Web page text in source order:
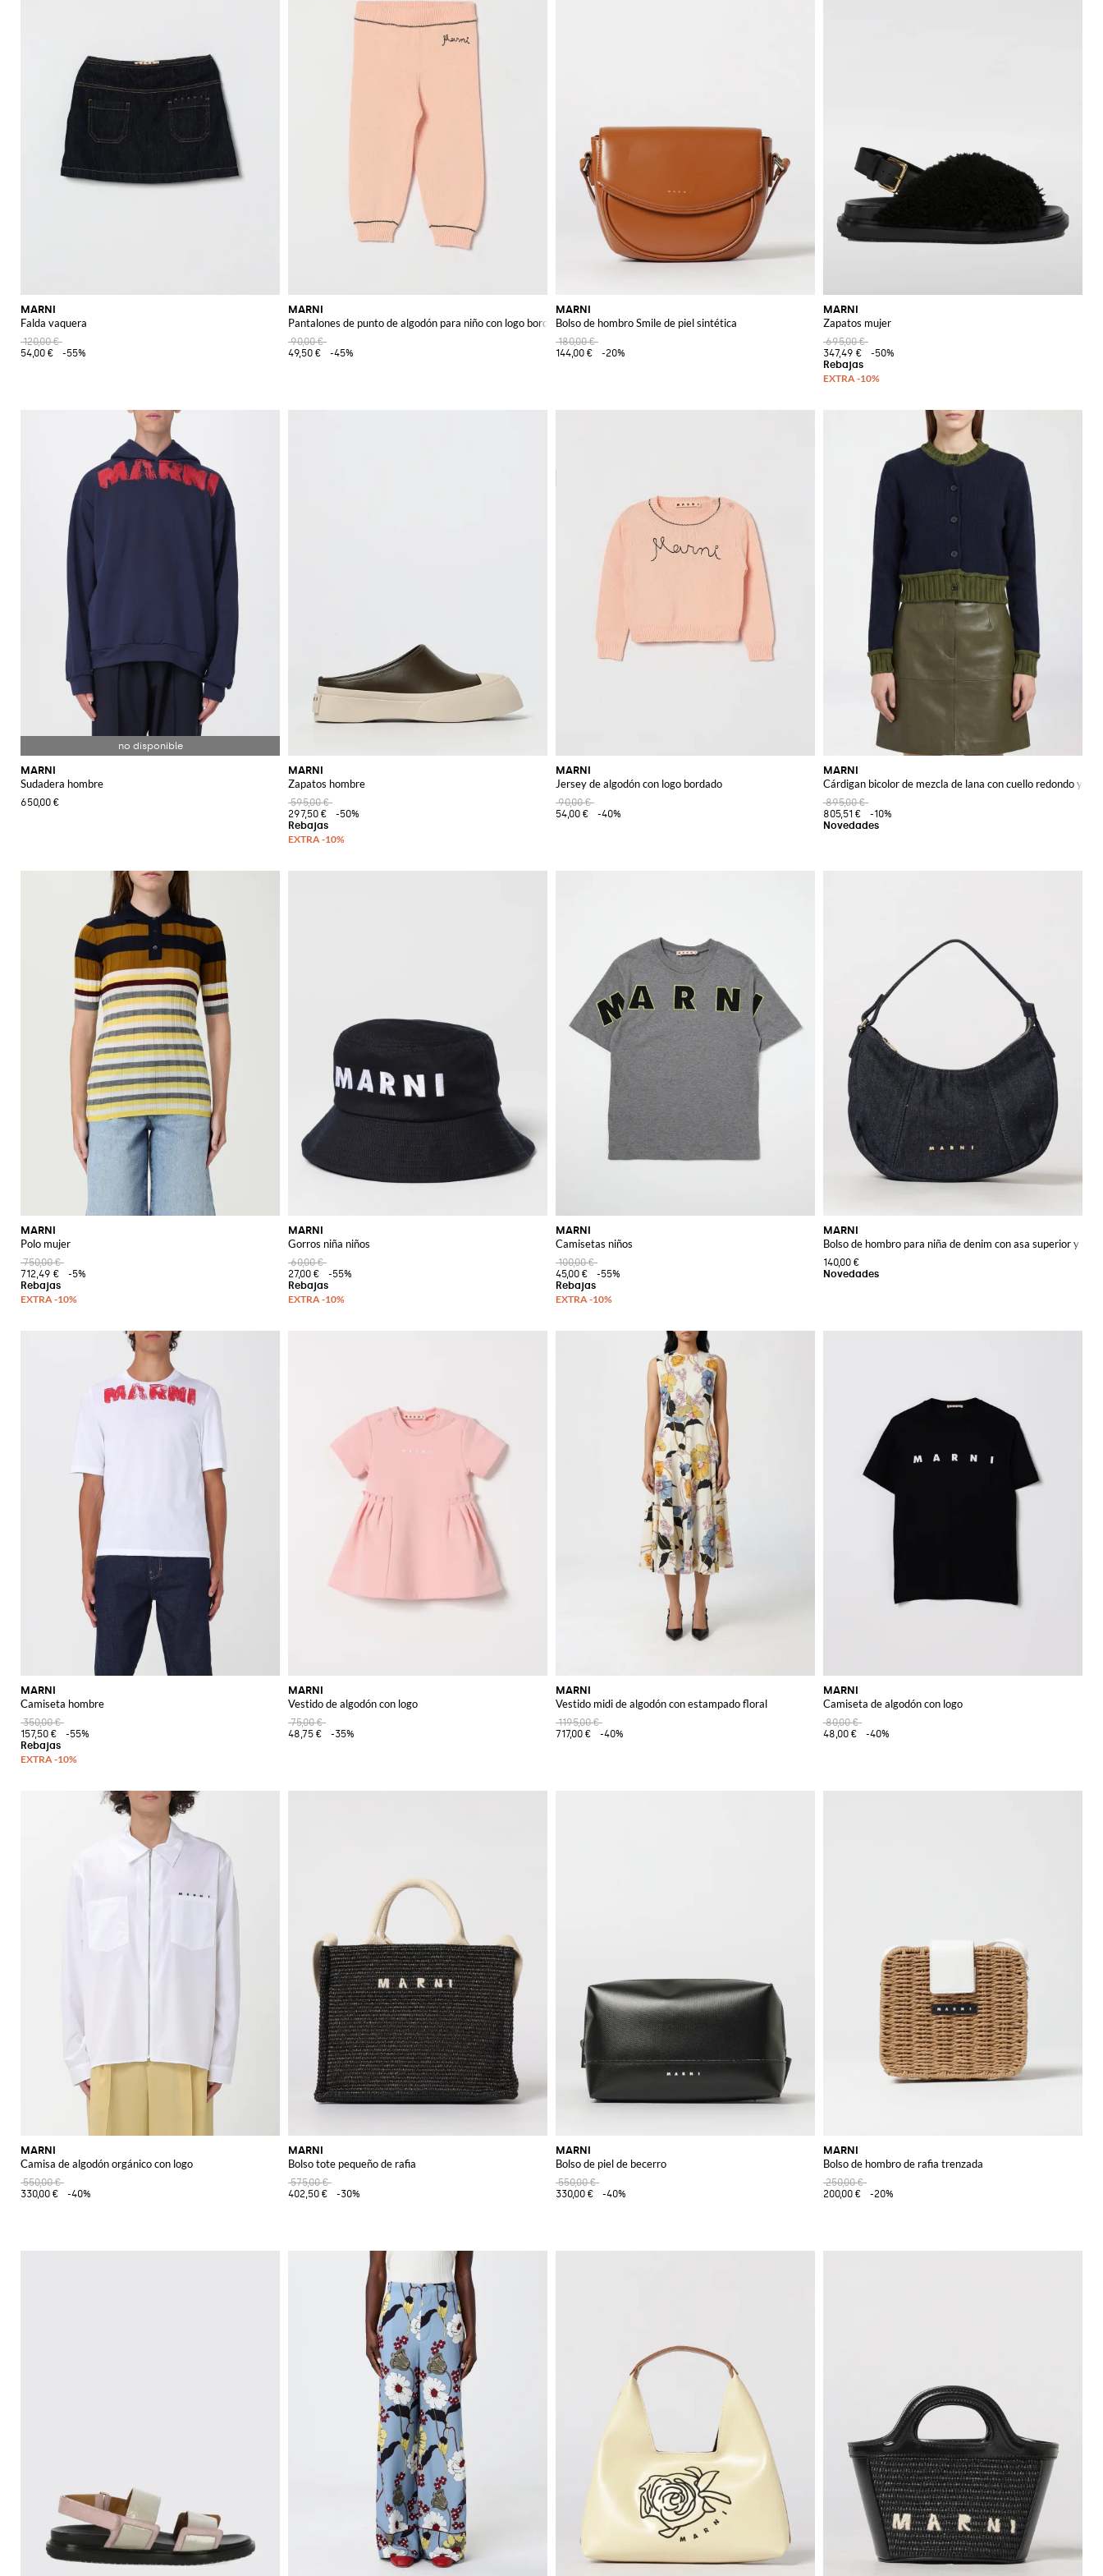
MARNI
Falda vaquera
120,00 €
54,00 €
-55%
MARNI
Pantalones de punto de algodón para niño con logo bordado y pernera recta
90,00 €
49,50 €
-45%
MARNI
Bolso de hombro Smile de piel sintética
180,00 €
144,00 €
-20%
MARNI
Zapatos mujer
695,00 €
347,49 €
-50%
MARNI
Sudadera hombre
650,00 €
MARNI
Zapatos hombre
595,00 €
297,50 €
-50%
MARNI
Jersey de algodón con logo bordado
90,00 €
54,00 €
-40%
MARNI
Cárdigan bicolor de mezcla de lana con cuello redondo y
895,00 €
805,51 €
-10%
MARNI
Polo mujer
750,00 €
712,49 €
-5%
MARNI
Gorros niña niños
60,00 €
27,00 €
-55%
MARNI
Camisetas niños
100,00 €
45,00 €
-55%
MARNI
Bolso de hombro para niña de denim con asa superior y logo
140,00 €
MARNI
Camiseta hombre
350,00 €
157,50 €
-55%
MARNI
Vestido de algodón con logo
75,00 €
48,75 €
-35%
MARNI
Vestido midi de algodón con estampado floral
1195,00 €
717,00 €
-40%
MARNI
Camiseta de algodón con logo
80,00 €
48,00 €
-40%
MARNI
Camisa de algodón orgánico con logo
550,00 €
330,00 €
-40%
MARNI
Bolso tote pequeño de rafia
575,00 €
402,50 €
-30%
MARNI
Bolso de piel de becerro
550,00 €
330,00 €
-40%
MARNI
Bolso de hombro de rafia trenzada
250,00 €
200,00 €
-20%